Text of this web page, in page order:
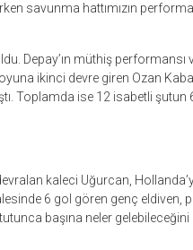
savunma hattımızın
Depay’ın müthiş performansı
ikinci devre giren Ozan Kabak,
Toplamda ise 12 isabetli şutun
kaleci Uğurcan,
6 gol gören genç eldiven,
tutunca başına neler gelebileceğini